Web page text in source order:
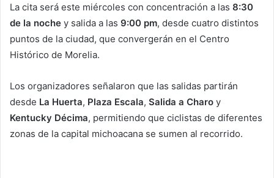
La cita será este miércoles con concentración a las 8:30
de la noche y salida a las 9:00 pm, desde cuatro distintos
puntos de la ciudad, que convergerán en el Centro
Histórico de Morelia.
Los organizadores señalaron que las salidas partirán
desde La Huerta, Plaza Escala, Salida a Charo y
Kentucky Décima, permitiendo que ciclistas de diferentes
zonas de la capital michoacana se sumen al recorrido.